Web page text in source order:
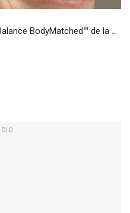
BodyMatched™ de la ...